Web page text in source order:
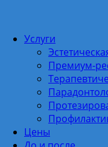
Услуги
Премиум-
Цены